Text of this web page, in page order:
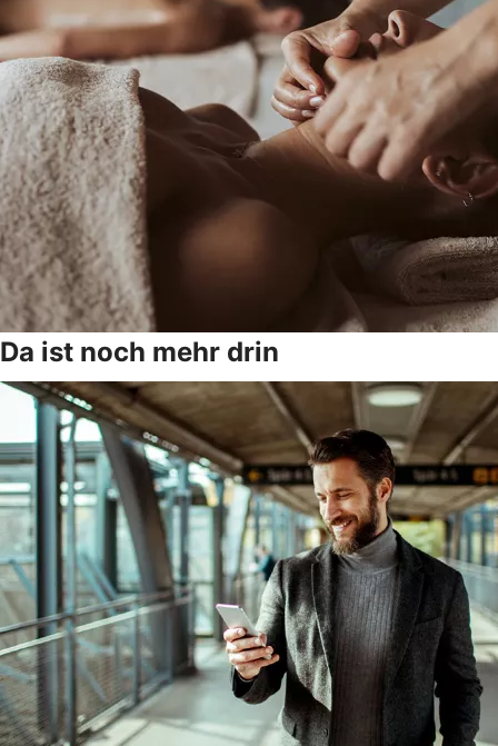
Da ist noch mehr drin